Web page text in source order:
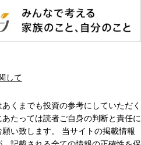
して
くまでも投資の参考にしていただく
たっては読者ご自身の判断と責任に
い致します。 当サイトの掲載情報